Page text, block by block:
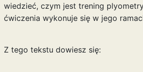
wiedzieć, czym jest trening
ćwiczenia wykonuje się w jego
Z tego tekstu dowiesz się: